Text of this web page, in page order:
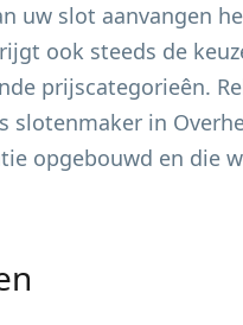
uw slot aanvangen
ook steeds de
prijscategorieên.
slotenmaker in
opgebouwd en die